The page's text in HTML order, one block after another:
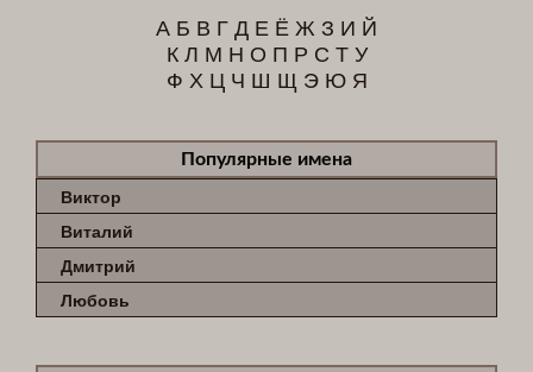
А Б В ГД Е Ё Ж З И Й
К Л М Н О П Р С Т У
Ф Х Ц Ч Ш Щ Э Ю Я
Популярные имена
Виктор
Виталий
Дмитрий
Любовь